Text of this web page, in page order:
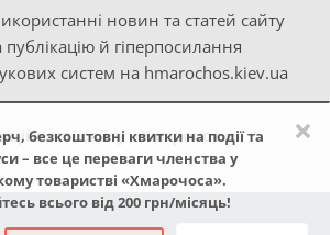
×
безкоштовні квитки на події та
– все це переваги членства у
товаристві «Хмарочоса».
всього від 200 грн/місяць!
новин та статей сайту
публікацію й гіперпосилання
систем на hmarochos.kiev.ua
сайту «Хмарочос»